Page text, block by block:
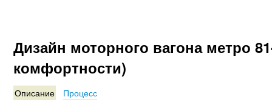
Дизайн моторного вагона метро
комфортности)
Описание Процесс